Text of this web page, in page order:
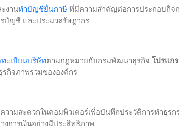
งานทำบัญชียื่นภาษีที่มีความสำคัญต่อการประกอบกิจ
บัญชี และประมวลรัษฎากร
ะเบียนบริษัทตามกฎหมายกับกรมพัฒนาธุรกิจ โปรแก
กิจภาพรวมขององค์กร
ามสะดวกในคอมพิวเตอร์เพื่อบันทึกประวัติการทำธุรก
งการเงินอย่างมีประสิทธิภาพ